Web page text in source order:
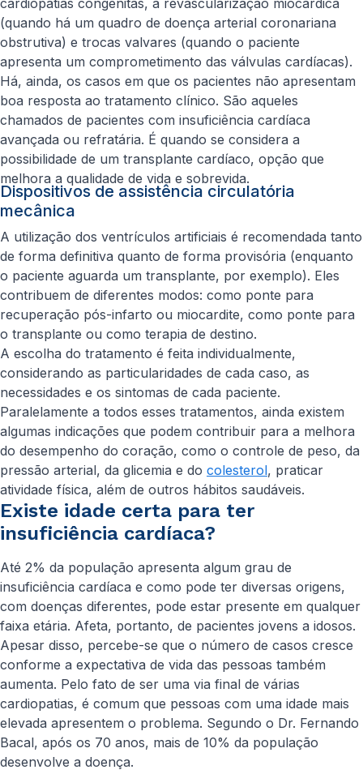
cardiopatias congênitas, a revascularização miocárdica
(quando há um quadro de doença arterial coronariana
obstrutiva) e trocas valvares (quando o paciente
apresenta um comprometimento das válvulas cardíacas).
Há, ainda, os casos em que os pacientes não apresentam
boa resposta ao tratamento clínico. São aqueles
chamados de pacientes com insuficiência cardíaca
avançada ou refratária. É quando se considera a
possibilidade de um transplante cardíaco, opção que
melhora a qualidade de vida e sobrevida.
Dispositivos de assistência circulatória
mecânica
A utilização dos ventrículos artificiais é recomendada tanto
de forma definitiva quanto de forma provisória (enquanto
o paciente aguarda um transplante, por exemplo). Eles
contribuem de diferentes modos: como ponte para
recuperação pós-infarto ou miocardite, como ponte para
o transplante ou como terapia de destino.
A escolha do tratamento é feita individualmente,
considerando as particularidades de cada caso, as
necessidades e os sintomas de cada paciente.
Paralelamente a todos esses tratamentos, ainda existem
algumas indicações que podem contribuir para a melhora
do desempenho do coração, como o controle de peso, da
pressão arterial, da glicemia e do colesterol, praticar
atividade física, além de outros hábitos saudáveis.
Existe idade certa para ter
insuficiência cardíaca?
Até 2% da população apresenta algum grau de
insuficiência cardíaca e como pode ter diversas origens,
com doenças diferentes, pode estar presente em qualquer
faixa etária. Afeta, portanto, de pacientes jovens a idosos.
Apesar disso, percebe-se que o número de casos cresce
conforme a expectativa de vida das pessoas também
aumenta. Pelo fato de ser uma via final de várias
cardiopatias, é comum que pessoas com uma idade mais
elevada apresentem o problema. Segundo o Dr. Fernando
Bacal, após os 70 anos, mais de 10% da população
desenvolve a doença.